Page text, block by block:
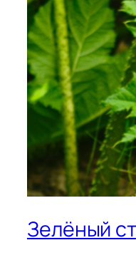
Зелёный